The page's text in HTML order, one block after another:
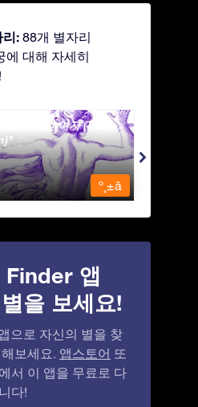
리: 88개 별자리
에 대해 자세히
슬에 묶인 여자 (The
º¸±â
앱
을 보세요!
으로 자신의 별을 찾
보세요. 앱스토어 또
에서 이 앱을 무료로 다
다!